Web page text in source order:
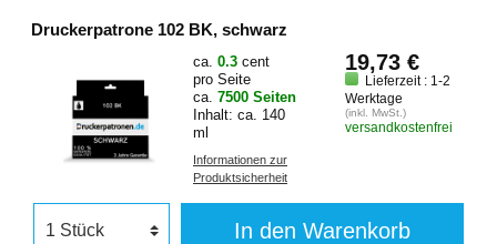
Druckerpatrone 102 BK, schwarz
ca. 0.3 cent
pro Seite
ca. 7500 Seiten
Inhalt: ca. 140
ml
Informationen zur
Produktsicherheit
19,73 €
Lieferzeit : 1-2
Werktage
(inkl. MwSt.)
versandkostenfrei
In den Warenkorb